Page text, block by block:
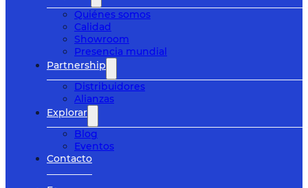
Quiénes somos
Calidad
Showroom
Presencia mundial
Partnership
Distribuidores
Alianzas
Explorar
Blog
Eventos
Contacto